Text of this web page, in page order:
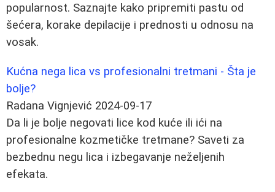
popularnost. Saznajte kako pripremiti pastu od
šećera, korake depilacije i prednosti u odnosu na
vosak.
Kućna nega lica vs profesionalni tretmani - Šta je
bolje?
Radana Vignjević 2024-09-17
Da li je bolje negovati lice kod kuće ili ići na
profesionalne kozmetičke tretmane? Saveti za
bezbednu negu lica i izbegavanje neželjenih
efekata.